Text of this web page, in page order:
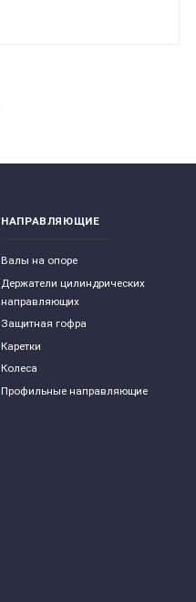
НАПРАВЛЯЮЩИЕ
Валы на опоре
Держатели цилиндрических
направляющих
Защитная гофра
Каретки
Колеса
Профильные направляющие